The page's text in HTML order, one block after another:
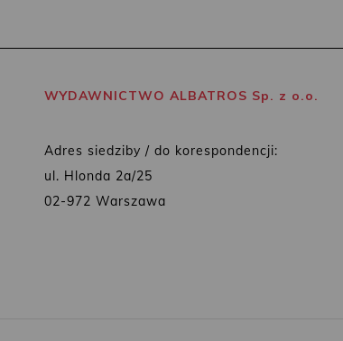
WYDAWNICTWO ALBATROS Sp. z o.o.
Adres siedziby / do korespondencji:
ul. Hlonda 2a/25
02-972 Warszawa